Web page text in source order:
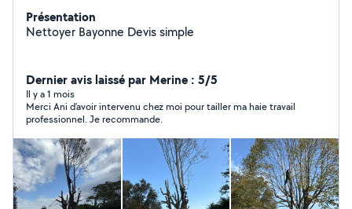
Présentation
Nettoyer Bayonne Devis simple
Dernier avis laissé par Merine : 5/5
Il y a 1 mois
Merci Ani d’avoir intervenu chez moi pour tailler ma haie travail
professionnel. Je recommande.